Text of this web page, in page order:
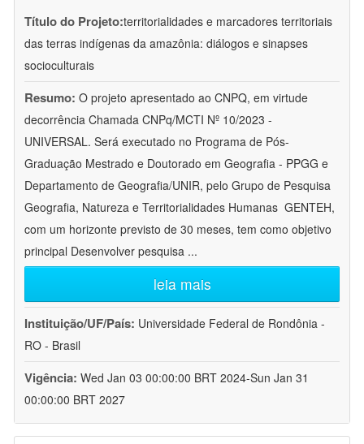
Título do Projeto:territorialidades e marcadores territoriais
das terras indígenas da amazônia: diálogos e sinapses
socioculturais
Resumo: O projeto apresentado ao CNPQ, em virtude
decorrência Chamada CNPq/MCTI Nº 10/2023 -
UNIVERSAL. Será executado no Programa de Pós-
Graduação Mestrado e Doutorado em Geografia - PPGG e
Departamento de Geografia/UNIR, pelo Grupo de Pesquisa
Geografia, Natureza e Territorialidades Humanas  GENTEH,
com um horizonte previsto de 30 meses, tem como objetivo
principal Desenvolver pesquisa ...
leia mais
Instituição/UF/País: Universidade Federal de Rondônia -
RO - Brasil
Vigência: Wed Jan 03 00:00:00 BRT 2024-Sun Jan 31
00:00:00 BRT 2027